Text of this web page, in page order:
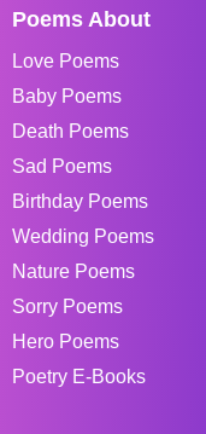
Poems About
Love Poems
Baby Poems
Death Poems
Sad Poems
Birthday Poems
Wedding Poems
Nature Poems
Sorry Poems
Hero Poems
Poetry E-Books